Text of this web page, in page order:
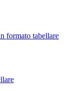
formato tabellare